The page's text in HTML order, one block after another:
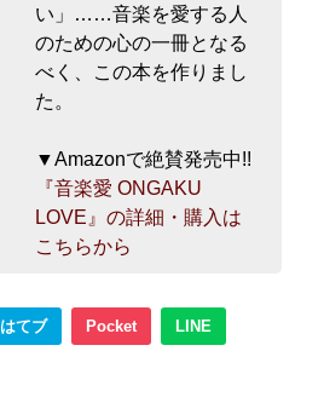
い」……音楽を愛する人
のための心の一冊となる
べく、この本を作りまし
た。
▼Amazonで絶賛発売中!!
『音楽愛 ONGAKU
LOVE』の詳細・購入は
こちらから
はてブ Pocket LINE